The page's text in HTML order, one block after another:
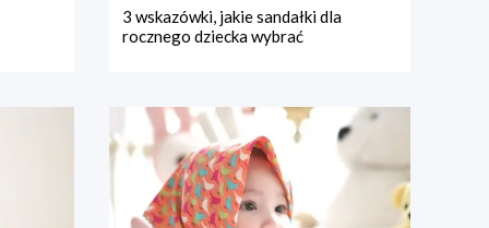
3 wskazówki, jakie sandałki dla
rocznego dziecka wybrać